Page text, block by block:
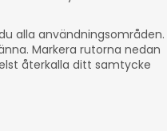
alla användningsområden.
Markera rutorna nedan
återkalla ditt samtycke